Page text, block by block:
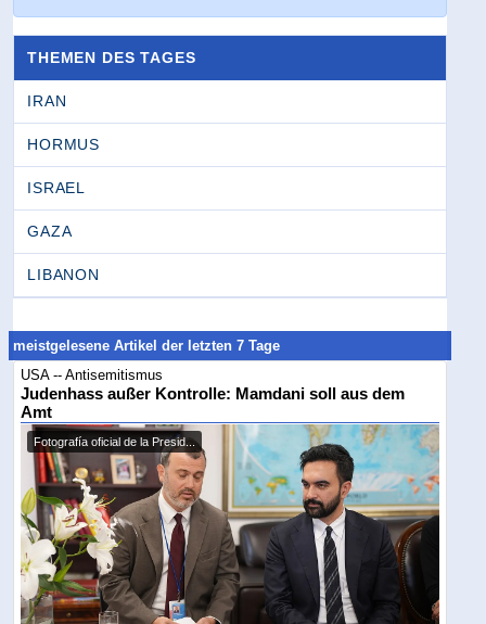
THEMEN DES TAGES
IRAN
HORMUS
ISRAEL
GAZA
LIBANON
meistgelesene Artikel der letzten 7 Tage
USA -- Antisemitismus
Judenhass außer Kontrolle: Mamdani soll aus dem
Amt
Fotografía oficial de la Presid...